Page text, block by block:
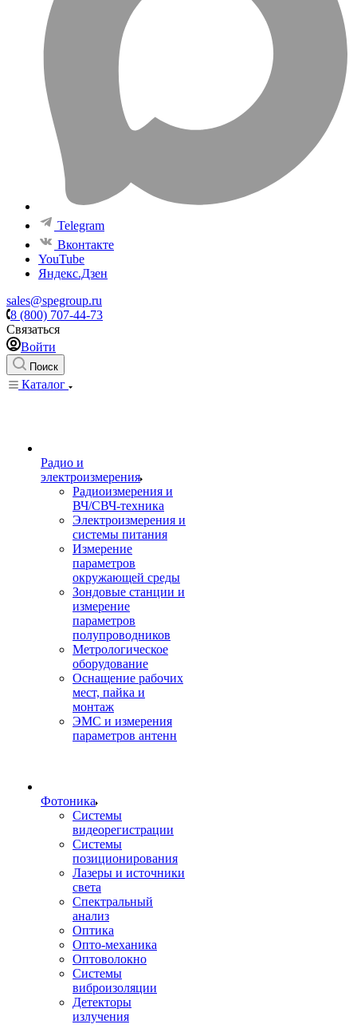
Telegram
Вконтакте
YouTube
Яндекс.Дзен
sales@spegroup.ru
8 (800) 707-44-73
Связаться
Войти
Поиск
Каталог
Радио и
электроизмерения
Радиоизмерения и
ВЧ/СВЧ-техника
Электроизмерения и
системы питания
Измерение
параметров
окружающей среды
Зондовые станции и
измерение
параметров
полупроводников
Метрологическое
оборудование
Оснащение рабочих
мест, пайка и
монтаж
ЭМС и измерения
параметров антенн
Фотоника
Cистемы
видеорегистрации
Системы
позиционирования
Лазеры и источники
света
Спектральный
анализ
Оптика
Опто-механика
Оптоволокно
Системы
виброизоляции
Детекторы
излучения